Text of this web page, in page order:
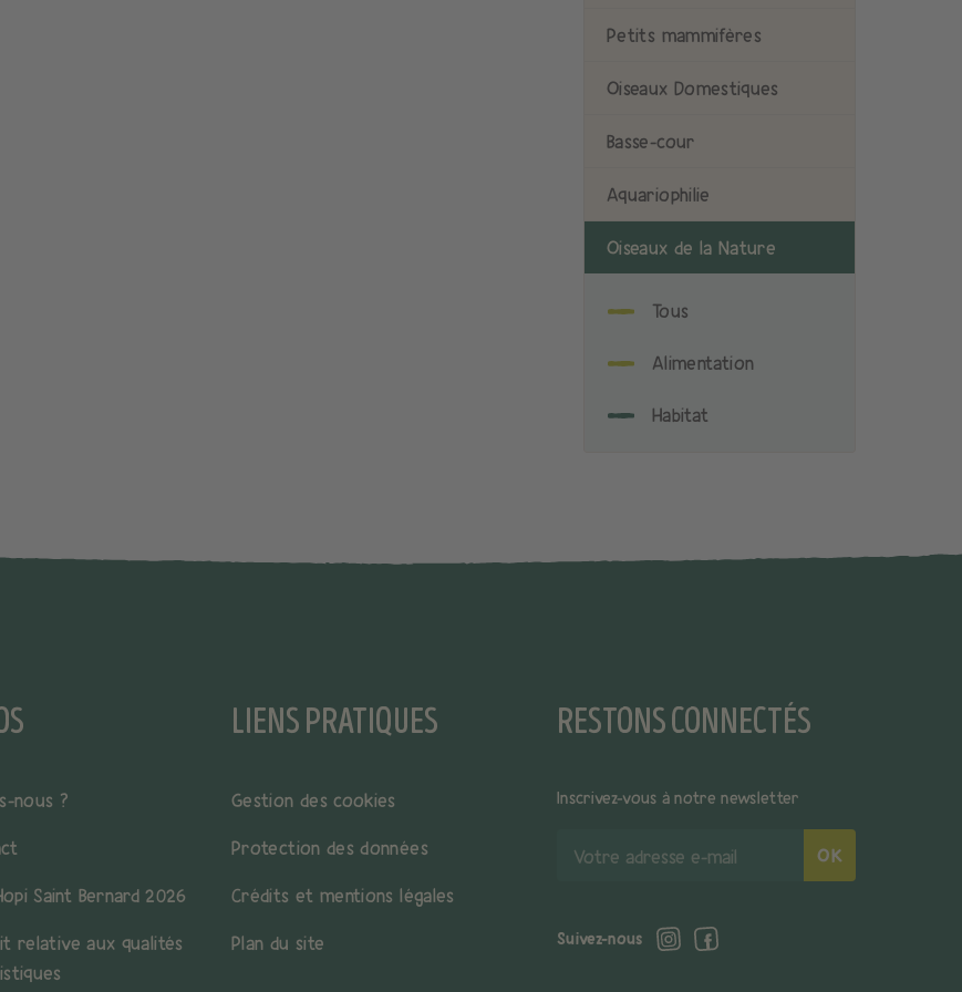
Petits mammifères
Oiseaux Domestiques
Basse-cour
Aquariophilie
Oiseaux de la Nature
Tous
Alimentation
Habitat
nous ?
Saint Bernard 2026
relative aux qualités
LIENS PRATIQUES
Gestion des cookies
Protection des données
Crédits et mentions légales
Plan du site
RESTONS CONNECTÉS
Inscrivez-vous à notre newsletter
adresse
OK
Suivez-nous